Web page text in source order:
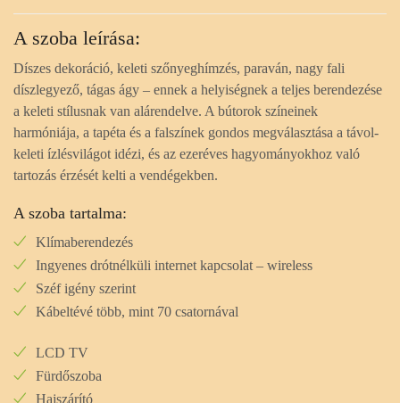
A szoba leírása:
Díszes dekoráció, keleti szőnyeghímzés, paraván, nagy fali
díszlegyező, tágas ágy – ennek a helyiségnek a teljes berendezése
a keleti stílusnak van alárendelve. A bútorok színeinek
harmóniája, a tapéta és a falszínek gondos megválasztása a távol-
keleti ízlésvilágot idézi, és az ezeréves hagyományokhoz való
tartozás érzését kelti a vendégekben.
A szoba tartalma:
Klímaberendezés
Ingyenes drótnélküli internet kapcsolat – wireless
Széf igény szerint
Kábeltévé több, mint 70 csatornával
LCD TV
Fürdőszoba
Hajszárító